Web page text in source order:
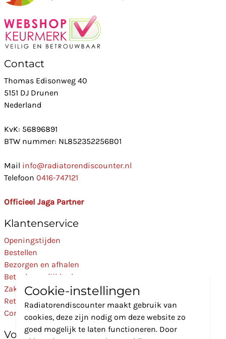
Contact
Thomas Edisonweg 40
5151 DJ Drunen
Nederland
KvK: 56896891
BTW nummer: NL852352256B01
Mail info@radiatorendiscounter.nl
Telefoon 0416-747121
Officieel Jaga Partner
Klantenservice
Openingstijden
Bestellen
Bezorgen en afhalen
Betaalmogelijkheden
Zakelijk
Retourneren
Contact
Volg Ons
Cookie-instellingen
Radiatorendiscounter maakt gebruik van
cookies, deze zijn nodig om deze website zo
goed mogelijk te laten functioneren. Door